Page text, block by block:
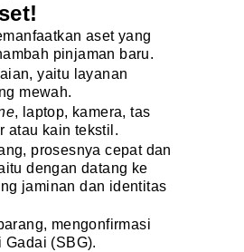
aset yang
pinjaman baru.
yaitu layanan
mewah.
, laptop, kamera, tas
atau kain tekstil.
prosesnya cepat dan
dengan datang ke
jaminan dan identitas
mengonfirmasi
(SBG).